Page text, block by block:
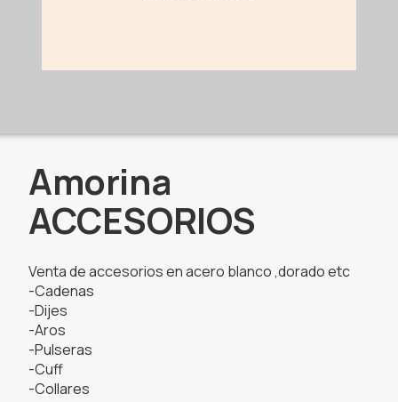
Amorina
ACCESORIOS
Venta de accesorios en acero blanco ,dorado etc
-Cadenas
-Dijes
-Aros
-Pulseras
-Cuff
-Collares